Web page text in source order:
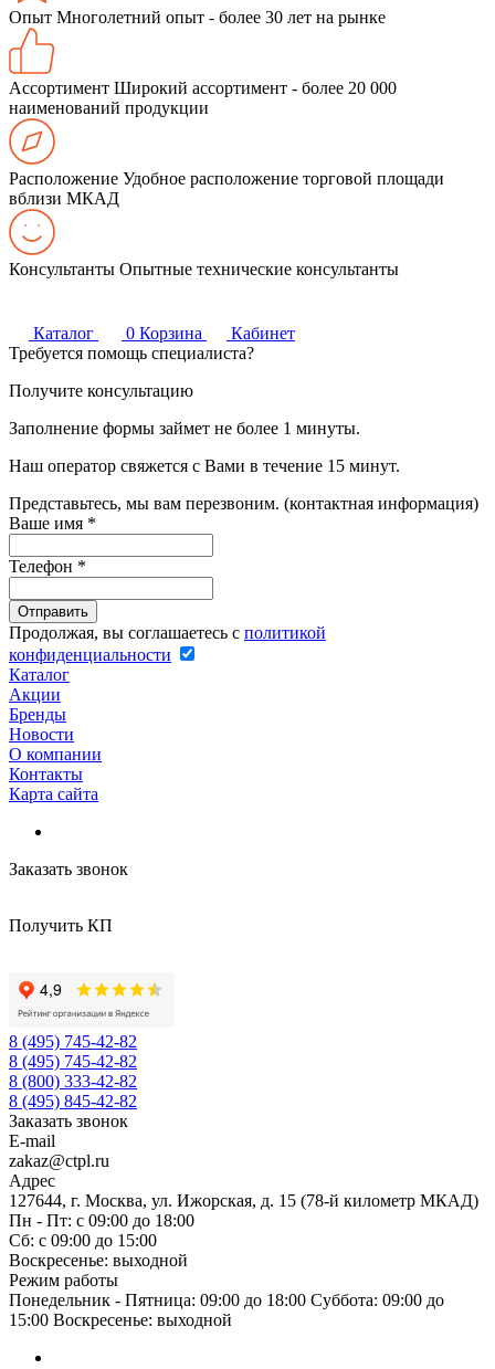
Опыт Многолетний опыт - более 30 лет на рынке
Ассортимент Широкий ассортимент - более 20 000
наименований продукции
Расположение Удобное расположение торговой площади
вблизи МКАД
Консультанты Опытные технические консультанты
Каталог 0 Корзина
Кабинет
Требуется помощь специалиста?
Получите консультацию
Заполнение формы займет не более 1 минуты.
Наш оператор свяжется с Вами в течение 15 минут.
Представьтесь, мы вам перезвоним. (контактная информация)
Ваше имя *
Телефон *
Продолжая, вы соглашаетесь с политикой
конфиденциальности
Каталог
Акции
Бренды
Новости
О компании
Контакты
Карта сайта
Заказать звонок
Получить КП
8 (495) 745-42-82
8 (495) 745-42-82
8 (800) 333-42-82
8 (495) 845-42-82
Заказать звонок
E-mail
zakaz@ctpl.ru
Адрес
127644, г. Москва, ул. Ижорская, д. 15 (78-й километр МКАД)
Пн - Пт: с 09:00 до 18:00
Сб: с 09:00 до 15:00
Воскресенье: выходной
Режим работы
Понедельник - Пятница: 09:00 до 18:00 Суббота: 09:00 до
15:00 Воскресенье: выходной